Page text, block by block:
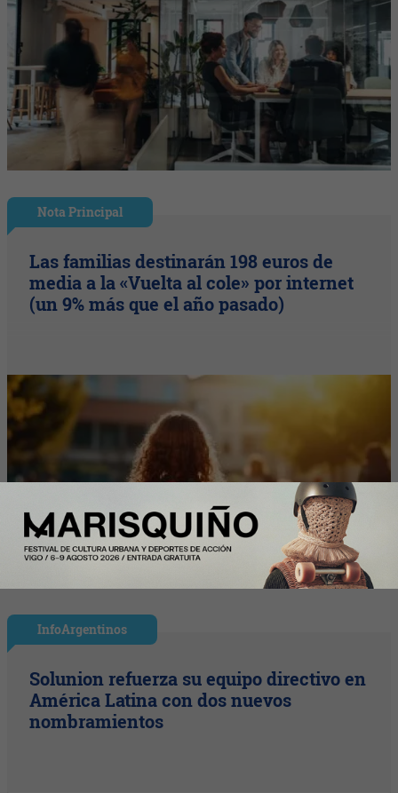
Nota Principal
Las familias destinarán 198 euros de
media a la «Vuelta al cole» por internet
(un 9% más que el año pasado)
InfoArgentinos
Solunion refuerza su equipo directivo en
América Latina con dos nuevos
nombramientos